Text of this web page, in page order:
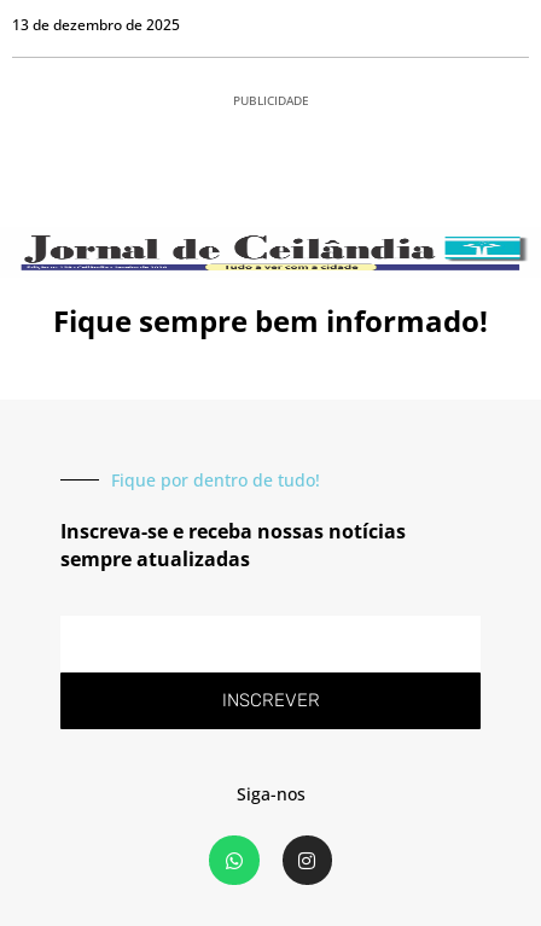
13 de dezembro de 2025
PUBLICIDADE
Fique sempre bem informado!
Fique por dentro de tudo!
Inscreva-se e receba nossas notícias
sempre atualizadas
INSCREVER
Siga-nos
W
h
a
I
n
s